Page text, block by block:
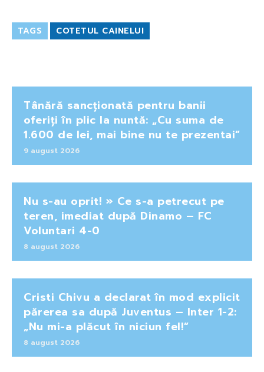
TAGS COTETUL CAINELUI
Tânără sancționată pentru banii
oferiți în plic la nuntă: „Cu suma de
1.600 de lei, mai bine nu te prezentai”
9 august 2026
Nu s-au oprit! » Ce s-a petrecut pe
teren, imediat după Dinamo – FC
Voluntari 4-0
8 august 2026
Cristi Chivu a declarat în mod explicit
părerea sa după Juventus – Inter 1-2:
„Nu mi-a plăcut în niciun fel!”
8 august 2026